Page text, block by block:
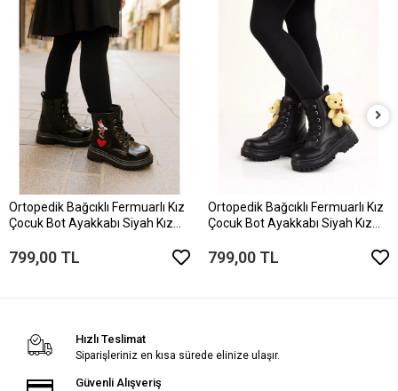
Ortopedik Bağcıklı Fermuarlı Kız
Çocuk Bot Ayakkabı Siyah Kız
799,00 TL
Ortopedik Bağcıklı Fermuarlı Kız
Çocuk Bot Ayakkabı Siyah Kız
799,00 TL
Hızlı Teslimat
Siparişleriniz en kısa sürede elinize ulaşır.
Güvenli Alışveriş